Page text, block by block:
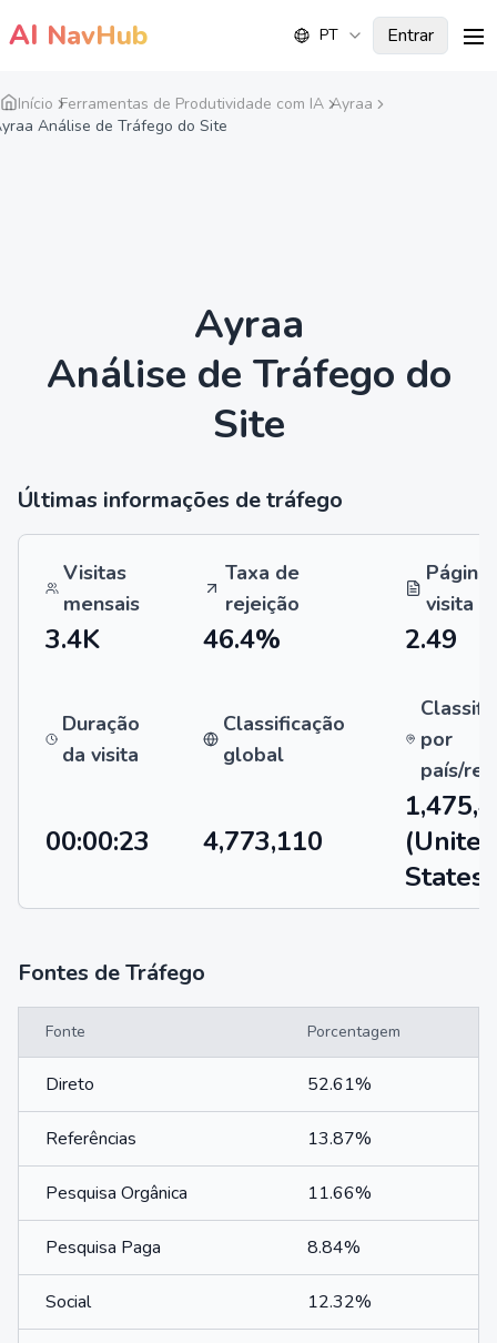
AI NavHub PT Entrar
Início Ferramentas de Produtividade com IA Ayraa
Análise de Tráfego do Site
Ayraa
Análise de Tráfego do
Site
Últimas informações de tráfego
Visitas
mensais
Taxa de
rejeição
visita
3.4K 46.4% 2.49
Duração
da visita
Classificação
global
por
país/
00:00:23 4,773,110
(United
States)
Fontes de Tráfego
Fonte Porcentagem
Direto 52.61%
Referências 13.87%
Pesquisa Orgânica 11.66%
Pesquisa Paga 8.84%
Social 12.32%